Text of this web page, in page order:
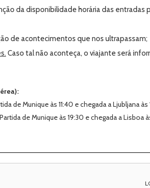
da disponibilidade horária das
de acontecimentos que nos ultrapassam;
Caso tal não aconteça, o viajante será
de Munique às 11:40 e chegada a Ljubljana às
de Munique às 19:30 e chegada a Lisboa